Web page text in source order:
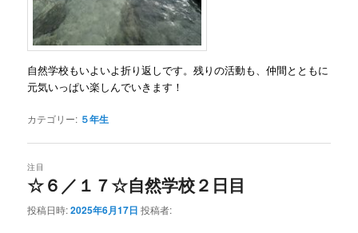
自然学校もいよいよ折り返しです。残りの活動も、仲間とともに
元気いっぱい楽しんでいきます！
カテゴリー: ５年生
☆６／１７☆自然学校２日目
注目
投稿日時:2025年6月17日 投稿者: